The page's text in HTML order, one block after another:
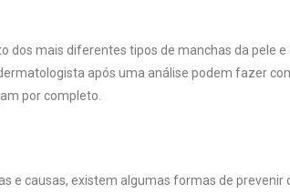
mais diferentes tipos de manchas da pele e
após uma análise podem fazer
por completo.
e causas, existem algumas formas de prevenir